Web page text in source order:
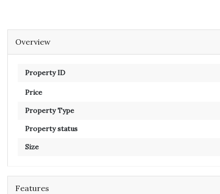
Overview
Property ID
Price
Property Type
Property status
Size
Features